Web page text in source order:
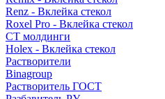
Renz - Вклейка стекол
Roxel Pro - Вклейка стекол
СТ молдинги
Holex - Вклейка стекол
Растворители
Binagroup
Растворитель ГОСТ